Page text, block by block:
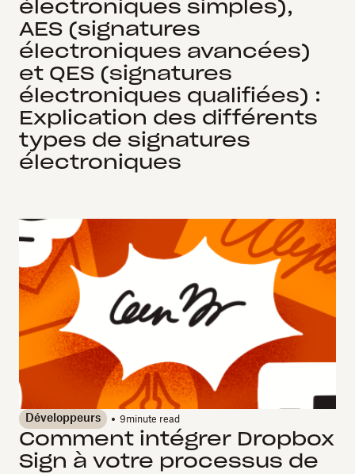
électroniques simples),
AES (signatures
électroniques avancées)
et QES (signatures
électroniques qualifiées) :
Explication des différents
types de signatures
électroniques
Développeurs 9minute read
Comment intégrer Dropbox
Sign à votre processus de